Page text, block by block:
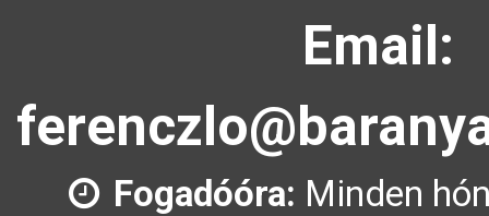
Email:
Fogadóóra: Minden